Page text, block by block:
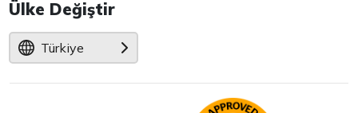
Ülke Değiştir
Türkiye